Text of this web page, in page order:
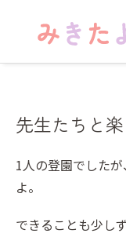
先生たちと
1人の登園でした
よ。
できることも少し